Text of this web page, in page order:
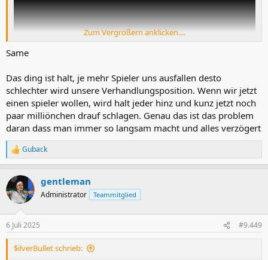
Zum Vergrößern anklicken....
Same
Das ding ist halt, je mehr Spieler uns ausfallen desto
schlechter wird unsere Verhandlungsposition. Wenn wir jetzt
einen spieler wollen, wird halt jeder hinz und kunz jetzt noch
paar milliönchen drauf schlagen. Genau das ist das problem
daran dass man immer so langsam macht und alles verzögert
R
e
k
t
i
e
n
Guback
gentleman
Administrator Teammitglied
6 Juli 2025 #9.449
$ilverBullet schrieb: